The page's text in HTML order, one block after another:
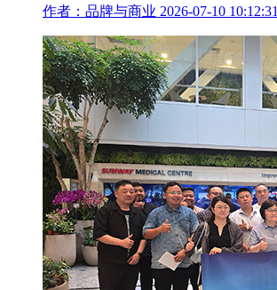
作者：品牌与商业 2026-07-10 10:12:31